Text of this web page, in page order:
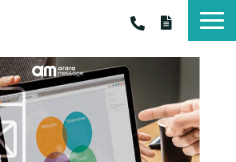
アララ メッセージ
メッセ－ジ サービス一覧
料金・プラン
お客様の声